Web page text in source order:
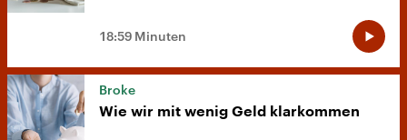
18:59 Minuten
Broke
Wie wir mit wenig Geld klarkommen